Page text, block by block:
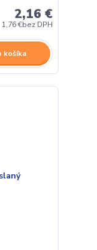
2,16 €
1,76 €bez DPH
košíka